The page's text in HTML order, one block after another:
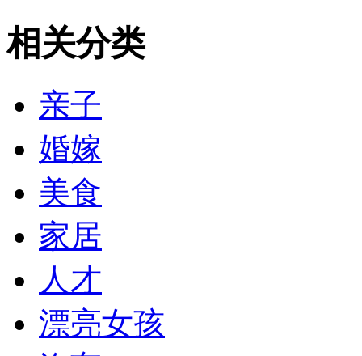
相关分类
亲子
婚嫁
美食
家居
人才
漂亮女孩